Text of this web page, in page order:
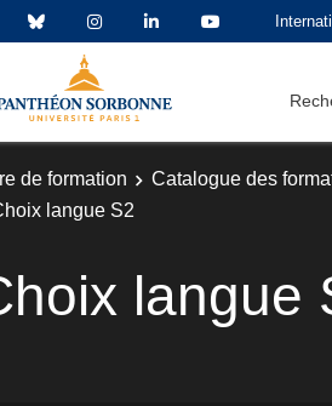
de formation Catalogue des
langue S2
langue